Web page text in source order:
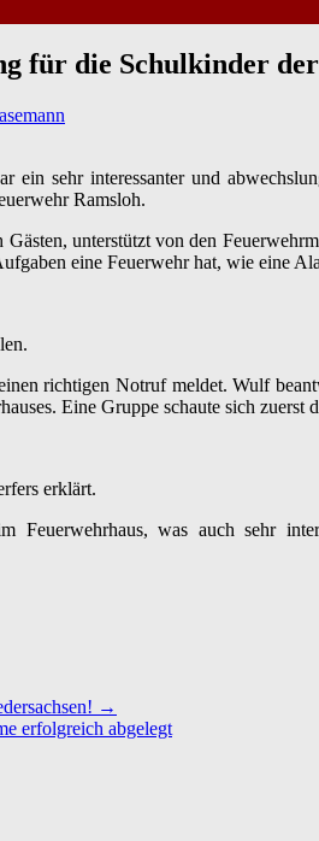
für die Schulkinder
ein sehr interessanter und
Ramsloh.
unterstützt von den
eine Feuerwehr hat, wie eine
richtigen Notruf meldet. Wulf
Eine Gruppe schaute sich
erklärt.
Feuerwehrhaus, was auch sehr
→
erfolgreich abgelegt